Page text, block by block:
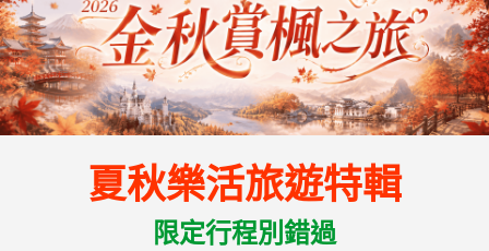
夏秋樂活旅遊特輯
限定行程別錯過